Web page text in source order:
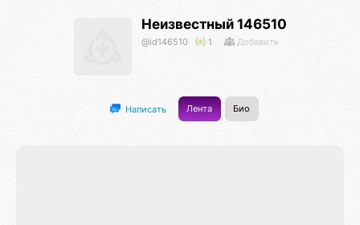
Неизвестный 146510
@id146510 1 Добавить
Написать Лента Био